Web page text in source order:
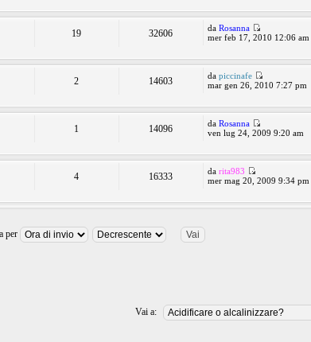
19 32606 da Rosanna
mer feb 17, 2010 12:06 am
2 14603 da piccinafe
mar gen 26, 2010 7:27 pm
1 14096 da Rosanna
ven lug 24, 2009 9:20 am
4 16333 da rita983
mer mag 20, 2009 9:34 pm
per
Vai a: